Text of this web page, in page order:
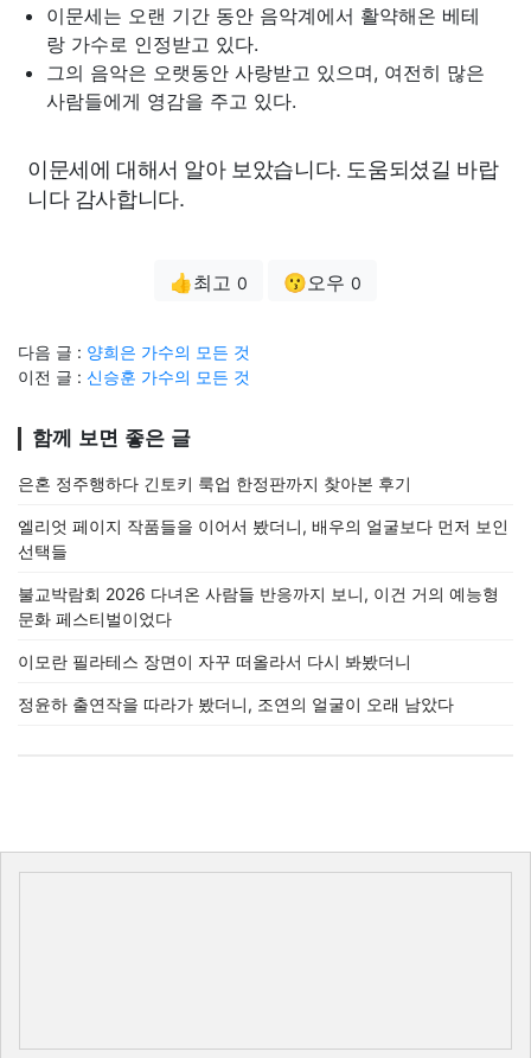
이문세는 오랜 기간 동안 음악계에서 활약해온 베테
랑 가수로 인정받고 있다.
그의 음악은 오랫동안 사랑받고 있으며, 여전히 많은
사람들에게 영감을 주고 있다.
이문세에 대해서 알아 보았습니다. 도움되셨길 바랍
니다 감사합니다.
👍최고 0 😗오우 0
다음 글 : 양희은 가수의 모든 것
이전 글 : 신승훈 가수의 모든 것
함께 보면 좋은 글
은혼 정주행하다 긴토키 룩업 한정판까지 찾아본 후기
엘리엇 페이지 작품들을 이어서 봤더니, 배우의 얼굴보다 먼저 보인
선택들
불교박람회 2026 다녀온 사람들 반응까지 보니, 이건 거의 예능형
문화 페스티벌이었다
이모란 필라테스 장면이 자꾸 떠올라서 다시 봐봤더니
정윤하 출연작을 따라가 봤더니, 조연의 얼굴이 오래 남았다